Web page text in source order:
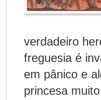
verdadeiro
freguesia é
em pânico e
princesa